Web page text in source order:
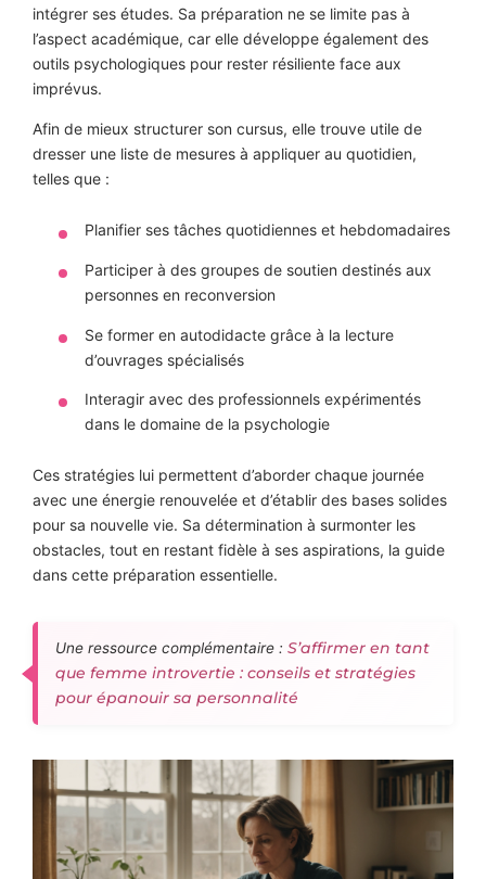
intégrer ses études. Sa préparation ne se limite pas à
l’aspect académique, car elle développe également des
outils psychologiques pour rester résiliente face aux
imprévus.
Afin de mieux structurer son cursus, elle trouve utile de
dresser une liste de mesures à appliquer au quotidien,
telles que :
Planifier ses tâches quotidiennes et hebdomadaires
Participer à des groupes de soutien destinés aux
personnes en reconversion
Se former en autodidacte grâce à la lecture
d’ouvrages spécialisés
Interagir avec des professionnels expérimentés
dans le domaine de la psychologie
Ces stratégies lui permettent d’aborder chaque journée
avec une énergie renouvelée et d’établir des bases solides
pour sa nouvelle vie. Sa détermination à surmonter les
obstacles, tout en restant fidèle à ses aspirations, la guide
dans cette préparation essentielle.
Une ressource complémentaire : S’affirmer en tant
que femme introvertie : conseils et stratégies
pour épanouir sa personnalité